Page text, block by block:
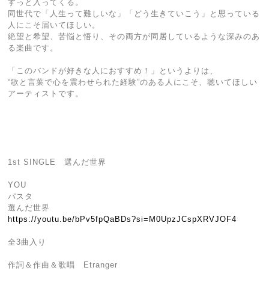
すっと入ってくる。
同世代で「人生って難しいな」「どう生きていこう」と思っている
人にこそ届いてほしい。
絶望と希望、苦悩と悟り、その両方が同居しているような深みのあ
る楽曲です。
「このバンドが好きな人におすすめ！」というよりは、
“歌と言葉で心を震わせられた経験”のある人にこそ、聴いてほしい
アーティストです。
1st SINGLE 選んだ世界
YOU
パスタ
選んだ世界
https://youtu.be/bPv5fpQaBDs?si=M0UpzJCspXRVJOF4
全3曲入り
作詞＆作曲＆歌唱 Etranger